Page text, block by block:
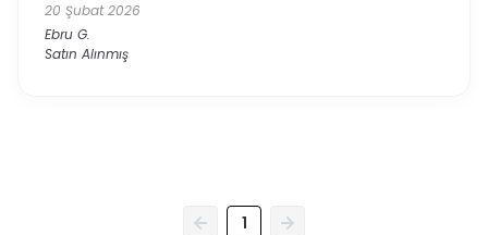
20 Şubat 2026
Ebru G.
Satın Alınmış
1